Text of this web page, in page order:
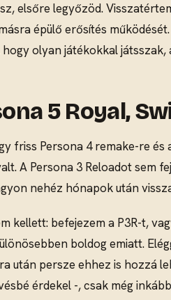
elsőre legyőzöd.
épülő erősítés
olyan játékokkal
5 Royal,
friss Persona 4 remake-re
A Persona 3 Reloadot sem
nehéz hónapok után
kellett: befejezem a P3R-t,
boldog emiatt.
után persze ehhez is hozzá
érdekel -, csak még